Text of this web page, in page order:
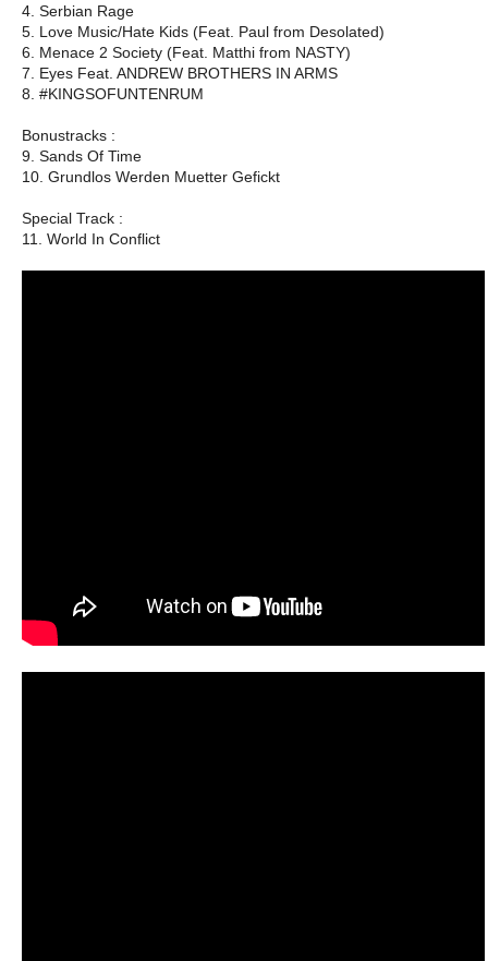
4. Serbian Rage
5. Love Music/Hate Kids (Feat. Paul from Desolated)
6. Menace 2 Society (Feat. Matthi from NASTY)
7. Eyes Feat. ANDREW BROTHERS IN ARMS
8. #KINGSOFUNTENRUM
Bonustracks :
9. Sands Of Time
10. Grundlos Werden Muetter Gefickt
Special Track :
11. World In Conflict